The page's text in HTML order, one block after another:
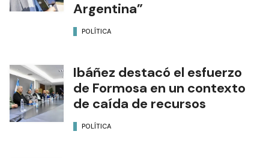
Argentina”
POLÍTICA
Ibáñez destacó el esfuerzo
de Formosa en un contexto
de caída de recursos
POLÍTICA